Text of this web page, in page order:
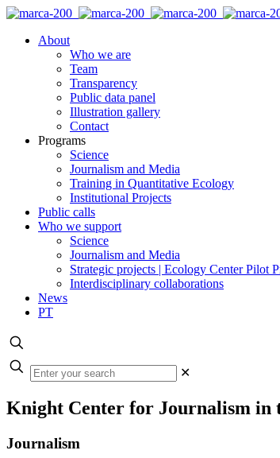
About
Who we are
Team
Transparency
Public data panel
Illustration gallery
Contact
Programs
Science
Journalism and Media
Training in Quantitative Ecology
Institutional Projects
Public calls
Who we support
Science
Journalism and Media
Strategic projects | Ecology Center Pilot
Interdisciplinary collaborations
News
PT
✕
Knight Center for Journalism in
Journalism